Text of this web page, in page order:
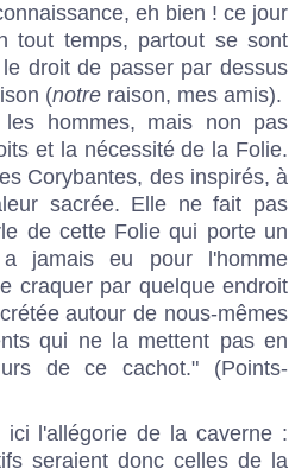
eh bien ! ce jour
tout temps, partout se sont
droit de passer par dessus
(notre raison, mes amis).
hommes, mais non pas
et la nécessité de la Folie.
Corybantes, des inspirés, à
sacrée. Elle ne fait pas
de cette Folie qui porte un
jamais eu pour l'homme
craquer par quelque endroit
autour de nous-mêmes
qui ne la mettent pas en
de ce cachot." (Points-
ici l'allégorie de la caverne :
seraient donc celles de la